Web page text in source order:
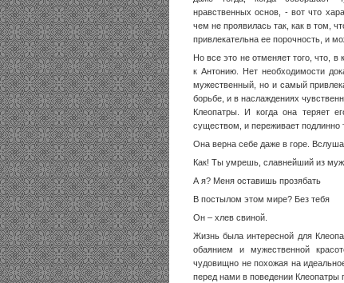
нравственных основ, - вот что
чем не проявилась так, как в том,
привлекательна ее порочность, и
Но все это не отменяет того, что,
к Антонию. Нет необходимости
мужественный, но и самый
борьбе, и в наслаждениях
Клеопатры. И когда она теряет
существом, и переживает подлинно
Она верна себе даже в горе.
Как! Ты умрешь, славнейший из
А я? Меня оставишь прозябать
В постылом этом мире? Без тебя
Он – хлев свиной.
Жизнь была интересной для
обаянием и мужественной
чудовищно не похожая на
перед нами в поведении Клеопатры